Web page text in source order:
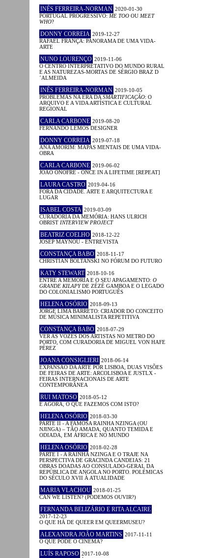
INÊS FERREIRA-NORMAN 2020-01-30
PORTUGAL PROGRESSIVO: ME TOO OU MEET
WHO?
DONNY CORREIA 2019-12-27
RAFAEL FRANÇA: PANORAMA DE UMA VIDA-
ARTE
NUNO LOURENÇO 2019-11-06
O CENTRO INTERPRETATIVO DO MUNDO RURAL
E AS NATUREZAS-MORTAS DE SÉRGIO BRAZ D
´ALMEIDA
INÊS FERREIRA-NORMAN 2019-10-05
PROBLEMAS NA ERA DA SMARTIFICAÇÃO: O
ARQUIVO E A VIDA ARTÍSTICA E CULTURAL
REGIONAL
CARLA CARBONE 2019-08-20
FERNANDO LEMOS DESIGNER
DONNY CORREIA 2019-07-18
ANA AMORIM: MAPAS MENTAIS DE UMA VIDA-
OBRA
CARLA CARBONE 2019-06-02
JOÃO ONOFRE - ONCE IN A LIFETIME [REPEAT]
LAURA CASTRO 2019-04-16
FORA DA CIDADE. ARTE E ARQUITECTURA E
LUGAR
ISABEL COSTA 2019-03-09
CURADORIA DA MEMÓRIA: HANS ULRICH
OBRIST INTERVIEW PROJECT
BEATRIZ COELHO 2018-12-22
JOSEP MAYNOU - ENTREVISTA
CONSTANÇA BABO 2018-11-17
CHRISTIAN BOLTANSKI NO FÓRUM DO FUTURO
KATY STEWART 2018-10-16
ENTRE A MEMÓRIA E O SEU APAGAMENTO: O
GRANDE KILAPYDE ZÉZÉ GAMBOA E O LEGADO
DO COLONIALISMO PORTUGUÊS
HELENA OSÓRIO 2018-09-13
JORGE LIMA BARRETO: CRIADOR DO CONCEITO
DE MÚSICA MINIMALISTA REPETITIVA
CONSTANÇA BABO 2018-07-29
VER AS VOZES DOS ARTISTAS NO METRO DO
PORTO, COM CURADORIA DE MIGUEL VON HAFE
PÉREZ
JOANA CONSIGLIERI 2018-06-14
EXPANSÃO DA ARTE POR LISBOA, DUAS VISÕES
DE FEIRAS DE ARTE: ARCOLISBOA E JUSTLX -
FEIRAS INTERNACIONAIS DE ARTE
CONTEMPORÂNEA
RUI MATOSO 2018-05-12
E AGORA, O QUE FAZEMOS COM ISTO?
HELENA OSÓRIO 2018-03-30
PARTE II - A FAMOSA RAINHA NZINGA (OU
NJINGA) – TÃO AMADA, QUANTO TEMIDA E
ODIADA, EM ÁFRICA E NO MUNDO
HELENA OSÓRIO 2018-02-28
PARTE I - A RAINHA NZINGA E O TRAJE NA
PERSPECTIVA DE GRACINDA CANDEIAS: 21
OBRAS DOADAS AO CONSULADO-GERAL DA
REPÚBLICA DE ANGOLA NO PORTO. POLÉMICAS
DO SÉCULO XVII À ATUALIDADE
MARIA VLACHOU 2018-01-25
CAN WE LISTEN? (PODEMOS OUVIR?)
FERNANDA BELIZÁRIO E RITA ALCAIRE
2017-12-23
O QUE HÁ DE QUEER EM QUEERMUSEU?
ALEXANDRA JOÃO MARTINS 2017-11-11
O QUE PODE O CINEMA?
LUÍS RAPOSO 2017-10-08